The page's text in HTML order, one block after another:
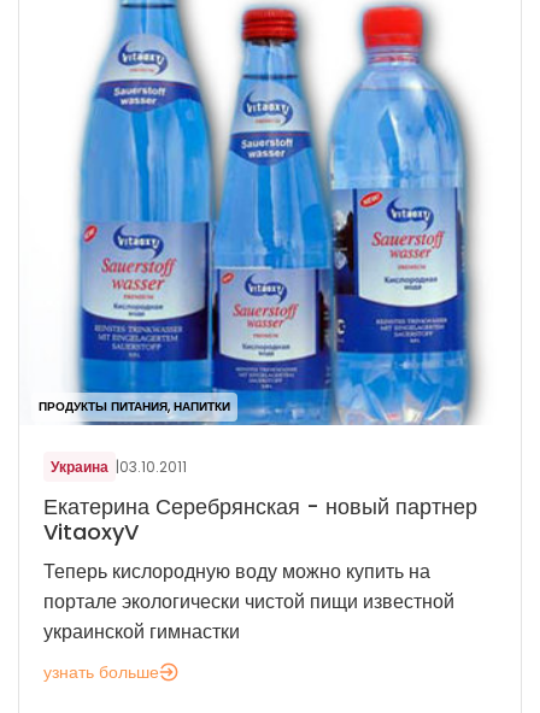
ПРОДУКТЫ ПИТАНИЯ, НАПИТКИ
Украина |03.10.2011
Екатерина Серебрянская - новый партнер
VitaoxyV
Теперь кислородную воду можно купить на
портале экологически чистой пищи известной
украинской гимнастки
узнать больше